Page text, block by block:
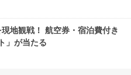
地観戦！ 航空券・宿泊費付き
」が当たる